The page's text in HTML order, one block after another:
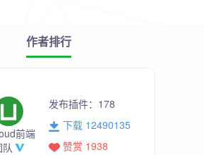
作者排行
前端
队
发布插件： 178
下载 12490135
赞赏 1938